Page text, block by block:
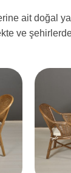
ait doğal
ve